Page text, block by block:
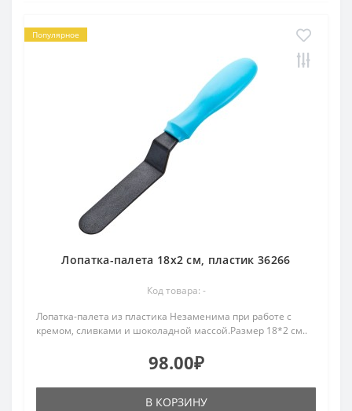
Популярное
Лопатка-палета 18х2 см, пластик 36266
Код товара: -
Лопатка-палета из пластика Незаменима при работе с
кремом, сливками и шоколадной массой.Размер 18*2 см..
98.00₽
В КОРЗИНУ